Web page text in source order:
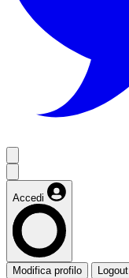
Accedi
Modifica profilo Logout